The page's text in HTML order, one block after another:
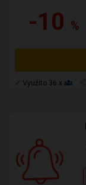
-10 %
✓ Využito 36 x